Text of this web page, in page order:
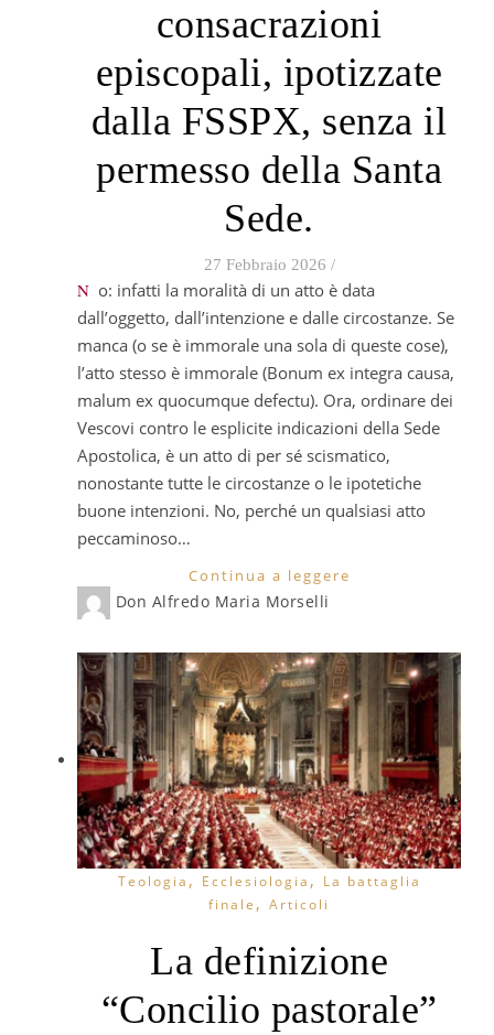
consacrazioni
episcopali, ipotizzate
dalla FSSPX, senza il
permesso della Santa
Sede.
27 Febbraio 2026 /
No: infatti la moralità di un atto è data
dall’oggetto, dall’intenzione e dalle circostanze. Se
manca (o se è immorale una sola di queste cose),
l’atto stesso è immorale (Bonum ex integra causa,
malum ex quocumque defectu). Ora, ordinare dei
Vescovi contro le esplicite indicazioni della Sede
Apostolica, è un atto di per sé scismatico,
nonostante tutte le circostanze o le ipotetiche
buone intenzioni. No, perché un qualsiasi atto
peccaminoso…
Continua a leggere
Don Alfredo Maria Morselli
Teologia , Ecclesiologia , La battaglia
finale , Articoli
La definizione
“Concilio pastorale”